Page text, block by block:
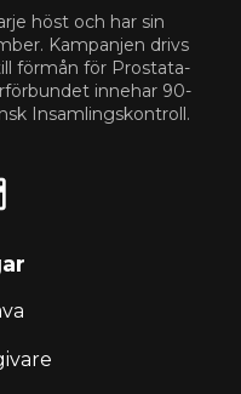
höst och har sin
Kampanjen drivs
förmån för Prostata­
innehar 90-
Insamlingskontroll.